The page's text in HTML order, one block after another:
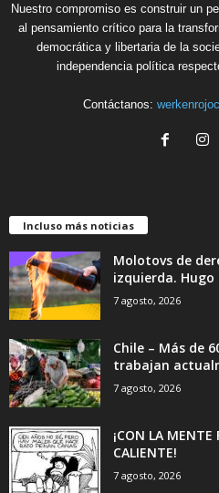
Nuestro compromiso es construir un
al pensamiento crítico para la
democrática y libertaria de la
independencia política
Contáctanos:
Incluso más noticias
Molotovs de
izquierda. Hugo
7 agosto, 2026
Chile – Más de
trabajan
7 agosto, 2026
¡CON LA MENTE
CALIENTE!
7 agosto, 2026